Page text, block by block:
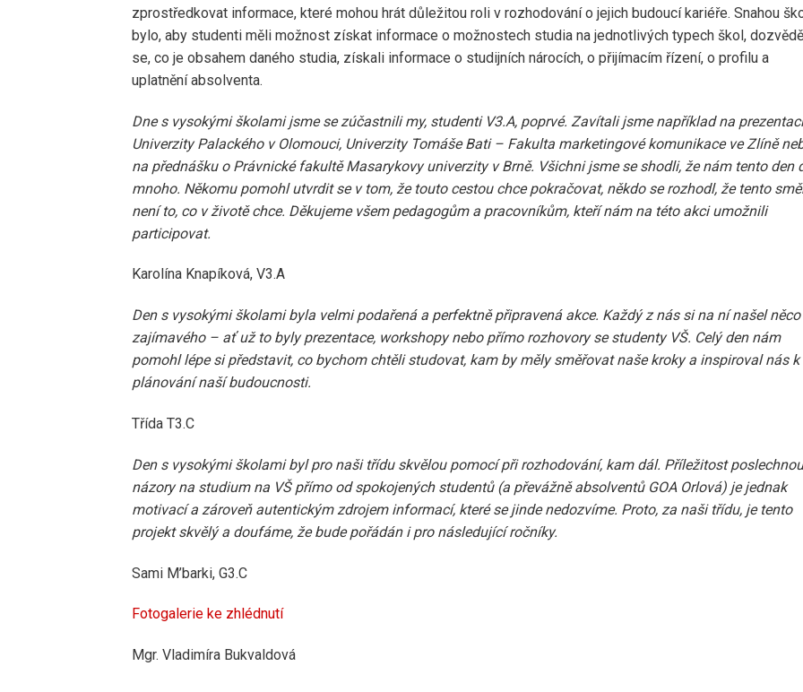
zprostředkovat informace, které mohou hrát důležitou roli v rozhodování o jejich budoucí kariéře. Snahou
bylo, aby studenti měli možnost získat informace o možnostech studia na jednotlivých typech škol,
se, co je obsahem daného studia, získali informace o studijních nárocích, o přijímacím řízení, o profilu a
uplatnění absolventa.
Dne s vysokými školami jsme se zúčastnili my, studenti V3.A, poprvé. Zavítali jsme například na prezentaci
Univerzity Palackého v Olomouci, Univerzity Tomáše Bati – Fakulta marketingové komunikace ve Zlíně
na přednášku o Právnické fakultě Masarykovy univerzity v Brně. Všichni jsme se shodli, že nám tento den
mnoho. Někomu pomohl utvrdit se v tom, že touto cestou chce pokračovat, někdo se rozhodl, že tento
není to, co v životě chce. Děkujeme všem pedagogům a pracovníkům, kteří nám na této akci umožnili
participovat.
Karolína Knapíková, V3.A
Den s vysokými školami byla velmi podařená a perfektně připravená akce. Každý z nás si na ní našel něco
zajímavého – ať už to byly prezentace, workshopy nebo přímo rozhovory se studenty VŠ. Celý den nám
pomohl lépe si představit, co bychom chtěli studovat, kam by měly směřovat naše kroky a inspiroval nás k
plánování naší budoucnosti.
Třída T3.C
Den s vysokými školami byl pro naši třídu skvělou pomocí při rozhodování, kam dál. Příležitost
názory na studium na VŠ přímo od spokojených studentů (a převážně absolventů GOA Orlová) je jednak
motivací a zároveň autentickým zdrojem informací, které se jinde nedozvíme. Proto, za naši třídu, je tento
projekt skvělý a doufáme, že bude pořádán i pro následující ročníky.
Sami M’barki, G3.C
Fotogalerie ke zhlédnutí
Mgr. Vladimíra Bukvaldová